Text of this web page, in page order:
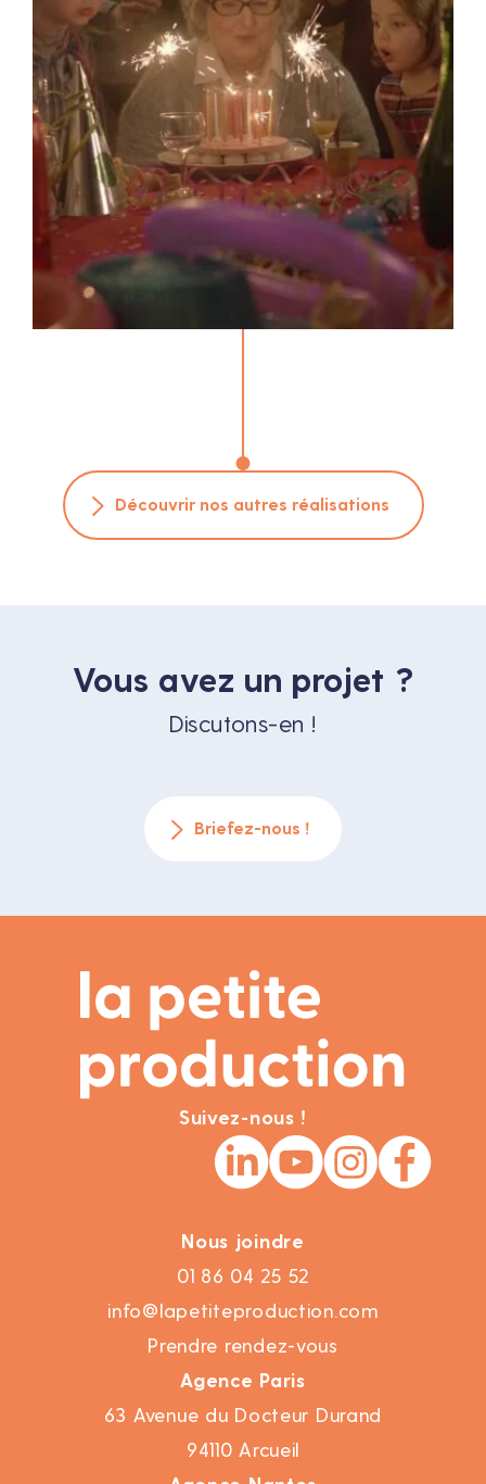
Découvrir nos autres réalisations
Vous avez un projet ?
Discutons-en !
Briefez-nous !
Suivez-nous !
Nous joindre
01 86 04 25 52
info@lapetiteproduction.com
Prendre rendez-vous
Agence Paris
63 Avenue du Docteur Durand
94110 Arcueil